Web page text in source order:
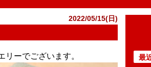
2022/05/15(日)
ーでございます。 最